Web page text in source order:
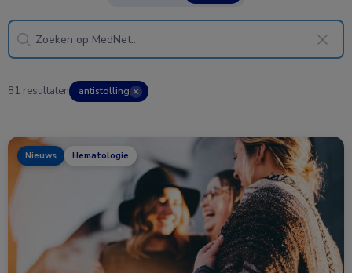
81 resultaten antistolling ✕
Nieuws Hematologie